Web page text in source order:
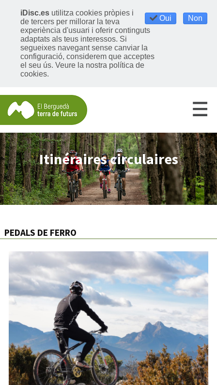
Oui Non
iDisc.es utilitza cookies pròpies i
de tercers per millorar la teva
experiència d'usuari i oferir continguts
adaptats als teus interessos. Si
segueixes navegant sense canviar la
configuració, considerem que acceptes
el seu ús. Veure la nostra política de
cookies.
Itinéraires circulaires
PEDALS DE FERRO